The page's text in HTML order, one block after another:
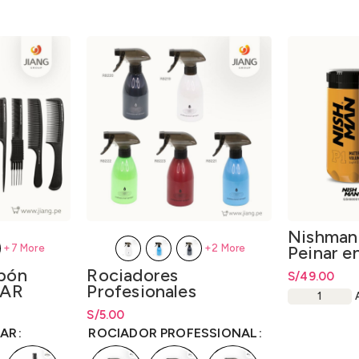
+7 More
Rociadores
Profesionales
Reutilizables 300ml.
S/5.00
Rango de precios: desde
hastaS/5.00
ROCIADOR PROFESSIONAL
+2 More Peinar
Powder
Wax P1
S/49.00